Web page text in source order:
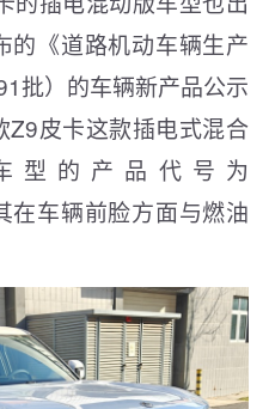
的《道路机动车辆生产
批）的车辆新产品公示
Z9皮卡这款插电式混合
型的产品代号为
在车辆前脸方面与燃油